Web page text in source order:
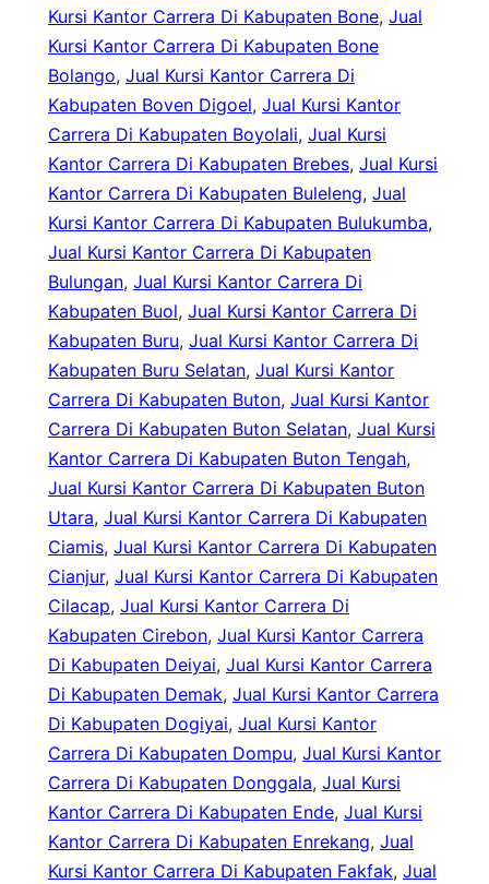
Kursi Kantor Carrera Di Kabupaten Bone, Jual
Kursi Kantor Carrera Di Kabupaten Bone
Bolango, Jual Kursi Kantor Carrera Di
Kabupaten Boven Digoel, Jual Kursi Kantor
Carrera Di Kabupaten Boyolali, Jual Kursi
Kantor Carrera Di Kabupaten Brebes, Jual Kursi
Kantor Carrera Di Kabupaten Buleleng, Jual
Kursi Kantor Carrera Di Kabupaten Bulukumba
Jual Kursi Kantor Carrera Di Kabupaten
Bulungan, Jual Kursi Kantor Carrera Di
Kabupaten Buol, Jual Kursi Kantor Carrera Di
Kabupaten Buru, Jual Kursi Kantor Carrera Di
Kabupaten Buru Selatan, Jual Kursi Kantor
Carrera Di Kabupaten Buton, Jual Kursi Kantor
Carrera Di Kabupaten Buton Selatan, Jual Kursi
Kantor Carrera Di Kabupaten Buton Tengah
Jual Kursi Kantor Carrera Di Kabupaten Buton
Utara, Jual Kursi Kantor Carrera Di Kabupaten
Ciamis, Jual Kursi Kantor Carrera Di Kabupaten
Cianjur, Jual Kursi Kantor Carrera Di Kabupaten
Cilacap, Jual Kursi Kantor Carrera Di
Kabupaten Cirebon, Jual Kursi Kantor Carrera
Di Kabupaten Deiyai, Jual Kursi Kantor Carrera
Di Kabupaten Demak, Jual Kursi Kantor Carrera
Di Kabupaten Dogiyai, Jual Kursi Kantor
Carrera Di Kabupaten Dompu, Jual Kursi Kantor
Carrera Di Kabupaten Donggala, Jual Kursi
Kantor Carrera Di Kabupaten Ende, Jual Kursi
Kantor Carrera Di Kabupaten Enrekang, Jual
Kursi Kantor Carrera Di Kabupaten Fakfak, Jual